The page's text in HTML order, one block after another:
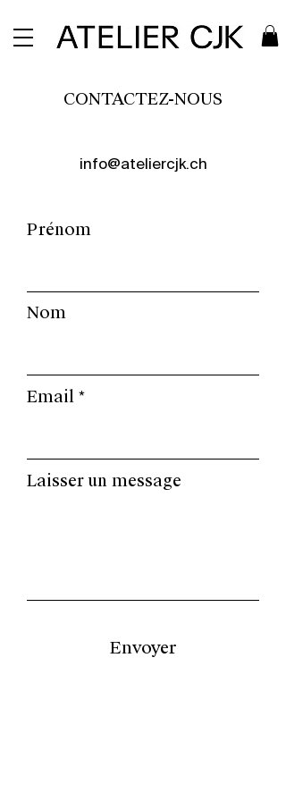
CONTACTEZ-NOUS
info@ateliercjk.ch
Prénom
Nom
Email
Laisser un message
Envoyer